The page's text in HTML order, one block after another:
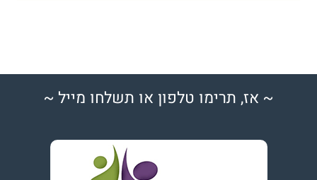
~ אז, תרימו טלפון או תשלחו מייל ~